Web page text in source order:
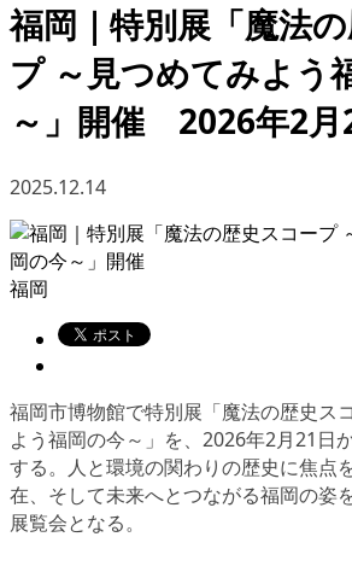
福岡｜特別展「魔法
プ ～見つめてみよう
～」開催 2026年2月
2025.12.14
福岡
福岡市博物館で特別展「魔法の歴史ス
よう福岡の今～」を、2026年2月21日
する。人と環境の関わりの歴史に焦点
在、そして未来へとつながる福岡の姿
展覧会となる。